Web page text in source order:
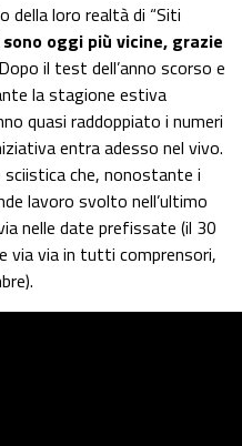
della loro realtà di “Siti
oggi più vicine, grazie
il test dell’anno scorso e
la stagione estiva
quasi raddoppiato i numeri
entra adesso nel vivo.
sciistica che, nonostante i
lavoro svolto nell’ultimo
nelle date prefissate (il 30
via via in tutti comprensori,